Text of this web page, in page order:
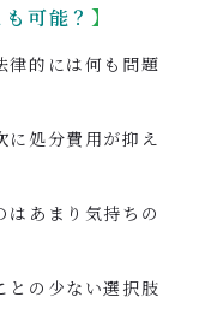
可能？ 】
律的には何も問題
に処分費用が抑え
はあまり気持ちの
との少ない選択肢